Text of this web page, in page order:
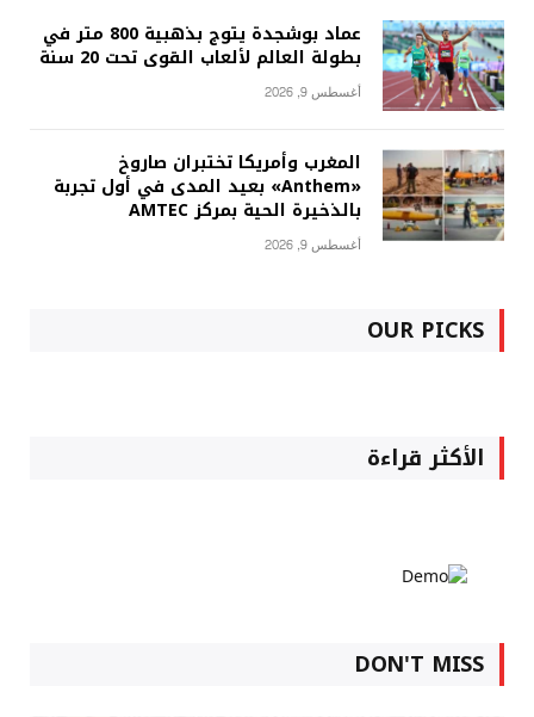
عماد بوشجدة يتوج بذهبية 800 متر في
بطولة العالم لألعاب القوى تحت 20 سنة
أغسطس 9, 2026
المغرب وأمريكا تختبران صاروخ
«Anthem» بعيد المدى في أول تجربة
بالذخيرة الحية بمركز AMTEC
أغسطس 9, 2026
OUR PICKS
الأكثر قراءة
DON'T MISS